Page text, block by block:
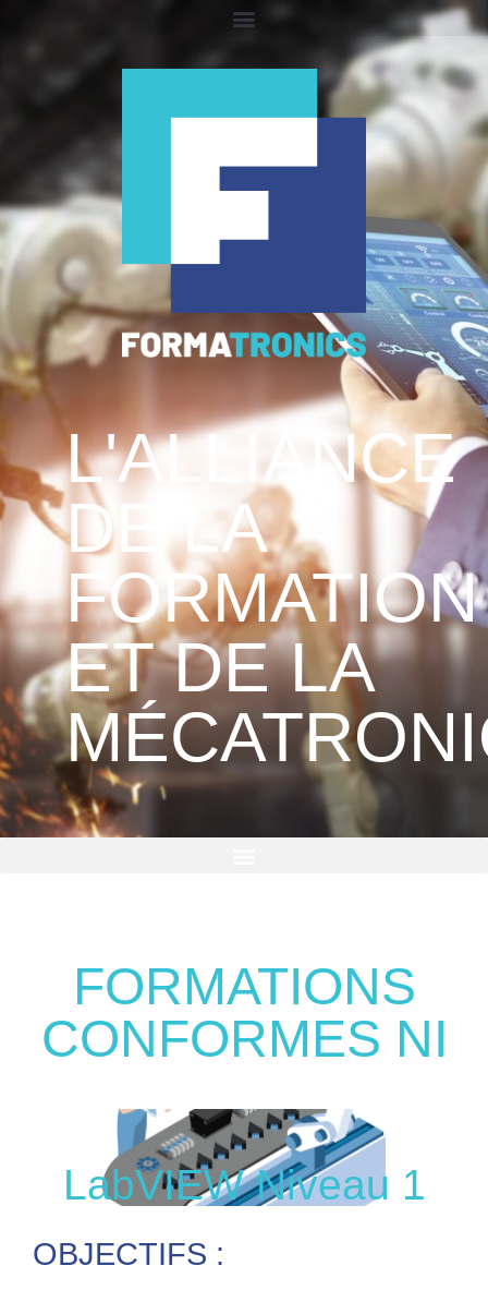
L'ALLIANCE
DE LA
FORMATION
ET DE LA
FORMATIONS
CONFORMES NI
LabVIEW Niveau 1
OBJECTIFS :